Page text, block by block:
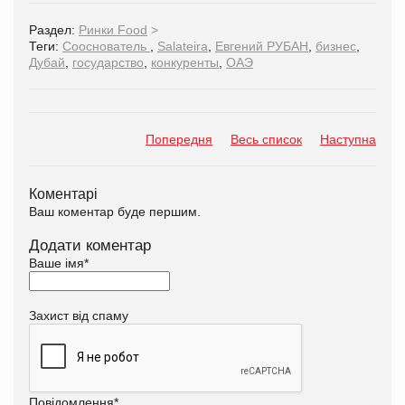
Раздел: Ринки Food >
Теги: Сооснователь , Salateira, Евгений РУБАН, бизнес,
Дубай, государство, конкуренты, ОАЭ
Попередня Весь список Наступна
Коментарі
Ваш коментар буде першим.
Додати коментар
Ваше імя*
Захист від спаму